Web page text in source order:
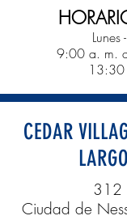
Lunes
9:00 a. m.
CEDAR
312
Ciudad de